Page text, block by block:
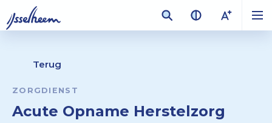
Terug
ZORGDIENST
Acute Opname Herstelzorg